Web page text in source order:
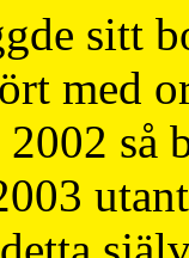
sitt
med
så